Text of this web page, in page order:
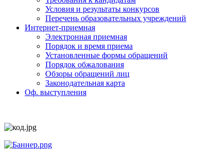
Условия и результаты конкурсов
Перечень образовательных учреждений
Интернет-приемная
Электронная приемная
Порядок и время приема
Установленные формы обращений
Порядок обжалования
Обзоры обращений лиц
Законодательная карта
Оф. выступления